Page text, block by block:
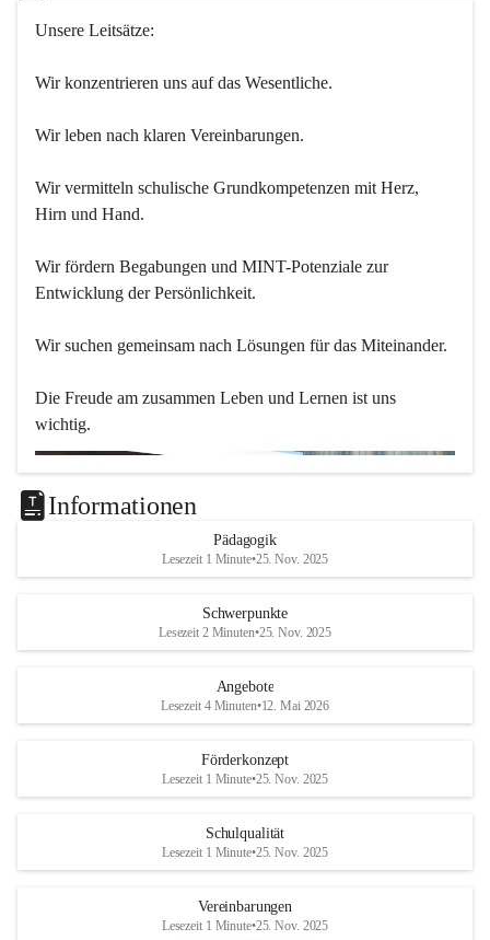
Unsere Leitsätze:
Wir konzentrieren uns auf das Wesentliche.
Wir leben nach klaren Vereinbarungen.
Wir vermitteln schulische Grundkompetenzen mit Herz,
Hirn und Hand.
Wir fördern Begabungen und MINT-Potenziale zur
Entwicklung der Persönlichkeit.
Wir suchen gemeinsam nach Lösungen für das Miteinander.
Die Freude am zusammen Leben und Lernen ist uns
wichtig.
Informationen
Pädagogik
Lesezeit 1 Minute•25. Nov. 2025
Schwerpunkte
Lesezeit 2 Minuten•25. Nov. 2025
Angebote
Lesezeit 4 Minuten•12. Mai 2026
Förderkonzept
Lesezeit 1 Minute•25. Nov. 2025
Schulqualität
Lesezeit 1 Minute•25. Nov. 2025
Vereinbarungen
Lesezeit 1 Minute•25. Nov. 2025